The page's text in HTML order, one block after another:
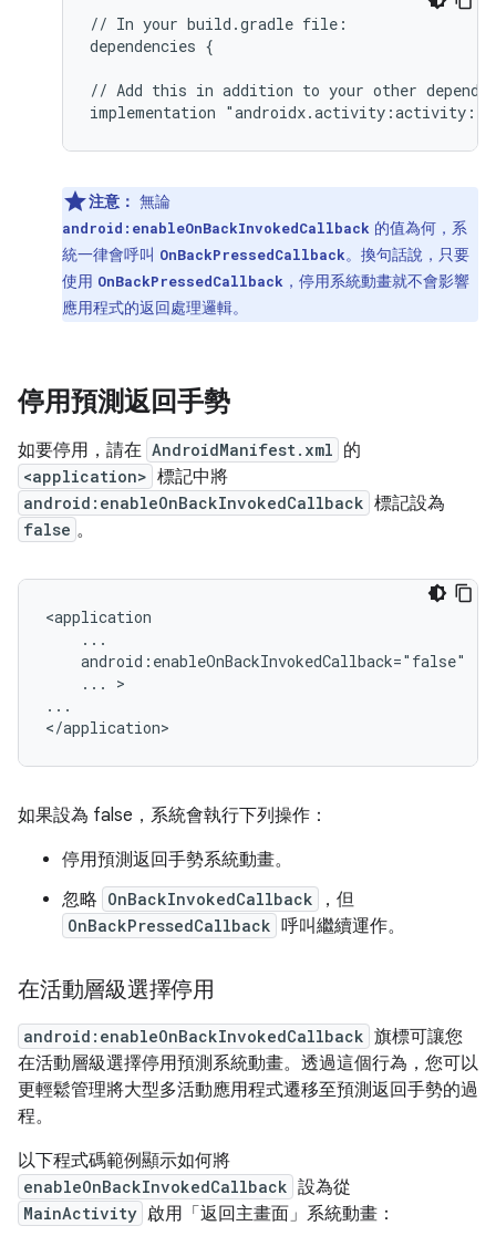
// In your build.gradle file:
dependencies {
// Add this in addition to your other
implementation
注意： 無論
android:enableOnBackInvokedCallback 的值為何，系
統一律會呼叫 OnBackPressedCallback。換句話說，只要
使用 OnBackPressedCallback ，停用系統動畫就不會影響
應用程式的返回處理邏輯。
停用預測返回手勢
如要停用，請在 AndroidManifest.xml 的
<application> 標記中將
android:enableOnBackInvokedCallback 標記設為
false 。
<application
    ...
    android:enableOnBackInvokedCallback="false"
    ... >
...
如果設為 false，系統會執行下列操作：
停用預測返回手勢系統動畫。
忽略 OnBackInvokedCallback ，但
OnBackPressedCallback 呼叫繼續運作。
在活動層級選擇停用
android:enableOnBackInvokedCallback 旗標可讓您
在活動層級選擇停用預測系統動畫。透過這個行為，您可以
更輕鬆管理將大型多活動應用程式遷移至預測返回手勢的過
程。
以下程式碼範例顯示如何將
enableOnBackInvokedCallback 設為從
MainActivity 啟用「返回主畫面」系統動畫：